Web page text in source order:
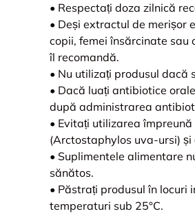
• Respectați doza zilnică
• Deși extractul de merișor
copii, femei însărcinate sau
îl recomandă.
• Nu utilizați produsul dacă
• Dacă luați antibiotice
după administrarea
• Evitați utilizarea
(Arctostaphylos uva-ursi) și
• Suplimentele alimentare
sănătos.
• Păstrați produsul în locuri
temperaturi sub 25°C.